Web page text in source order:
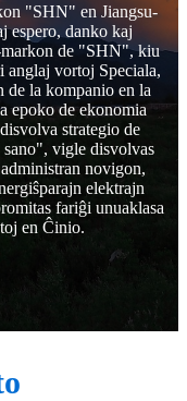
"SHN" en Jiangsu-
espero, danko kaj
markon de "SHN", kiu
anglaj vortoj Speciala,
la kompanio en la
epoko de ekonomia
strategio de
vigle disvolvas
novigon,
elektrajn
fariĝi unuaklasa
en Ĉinio.